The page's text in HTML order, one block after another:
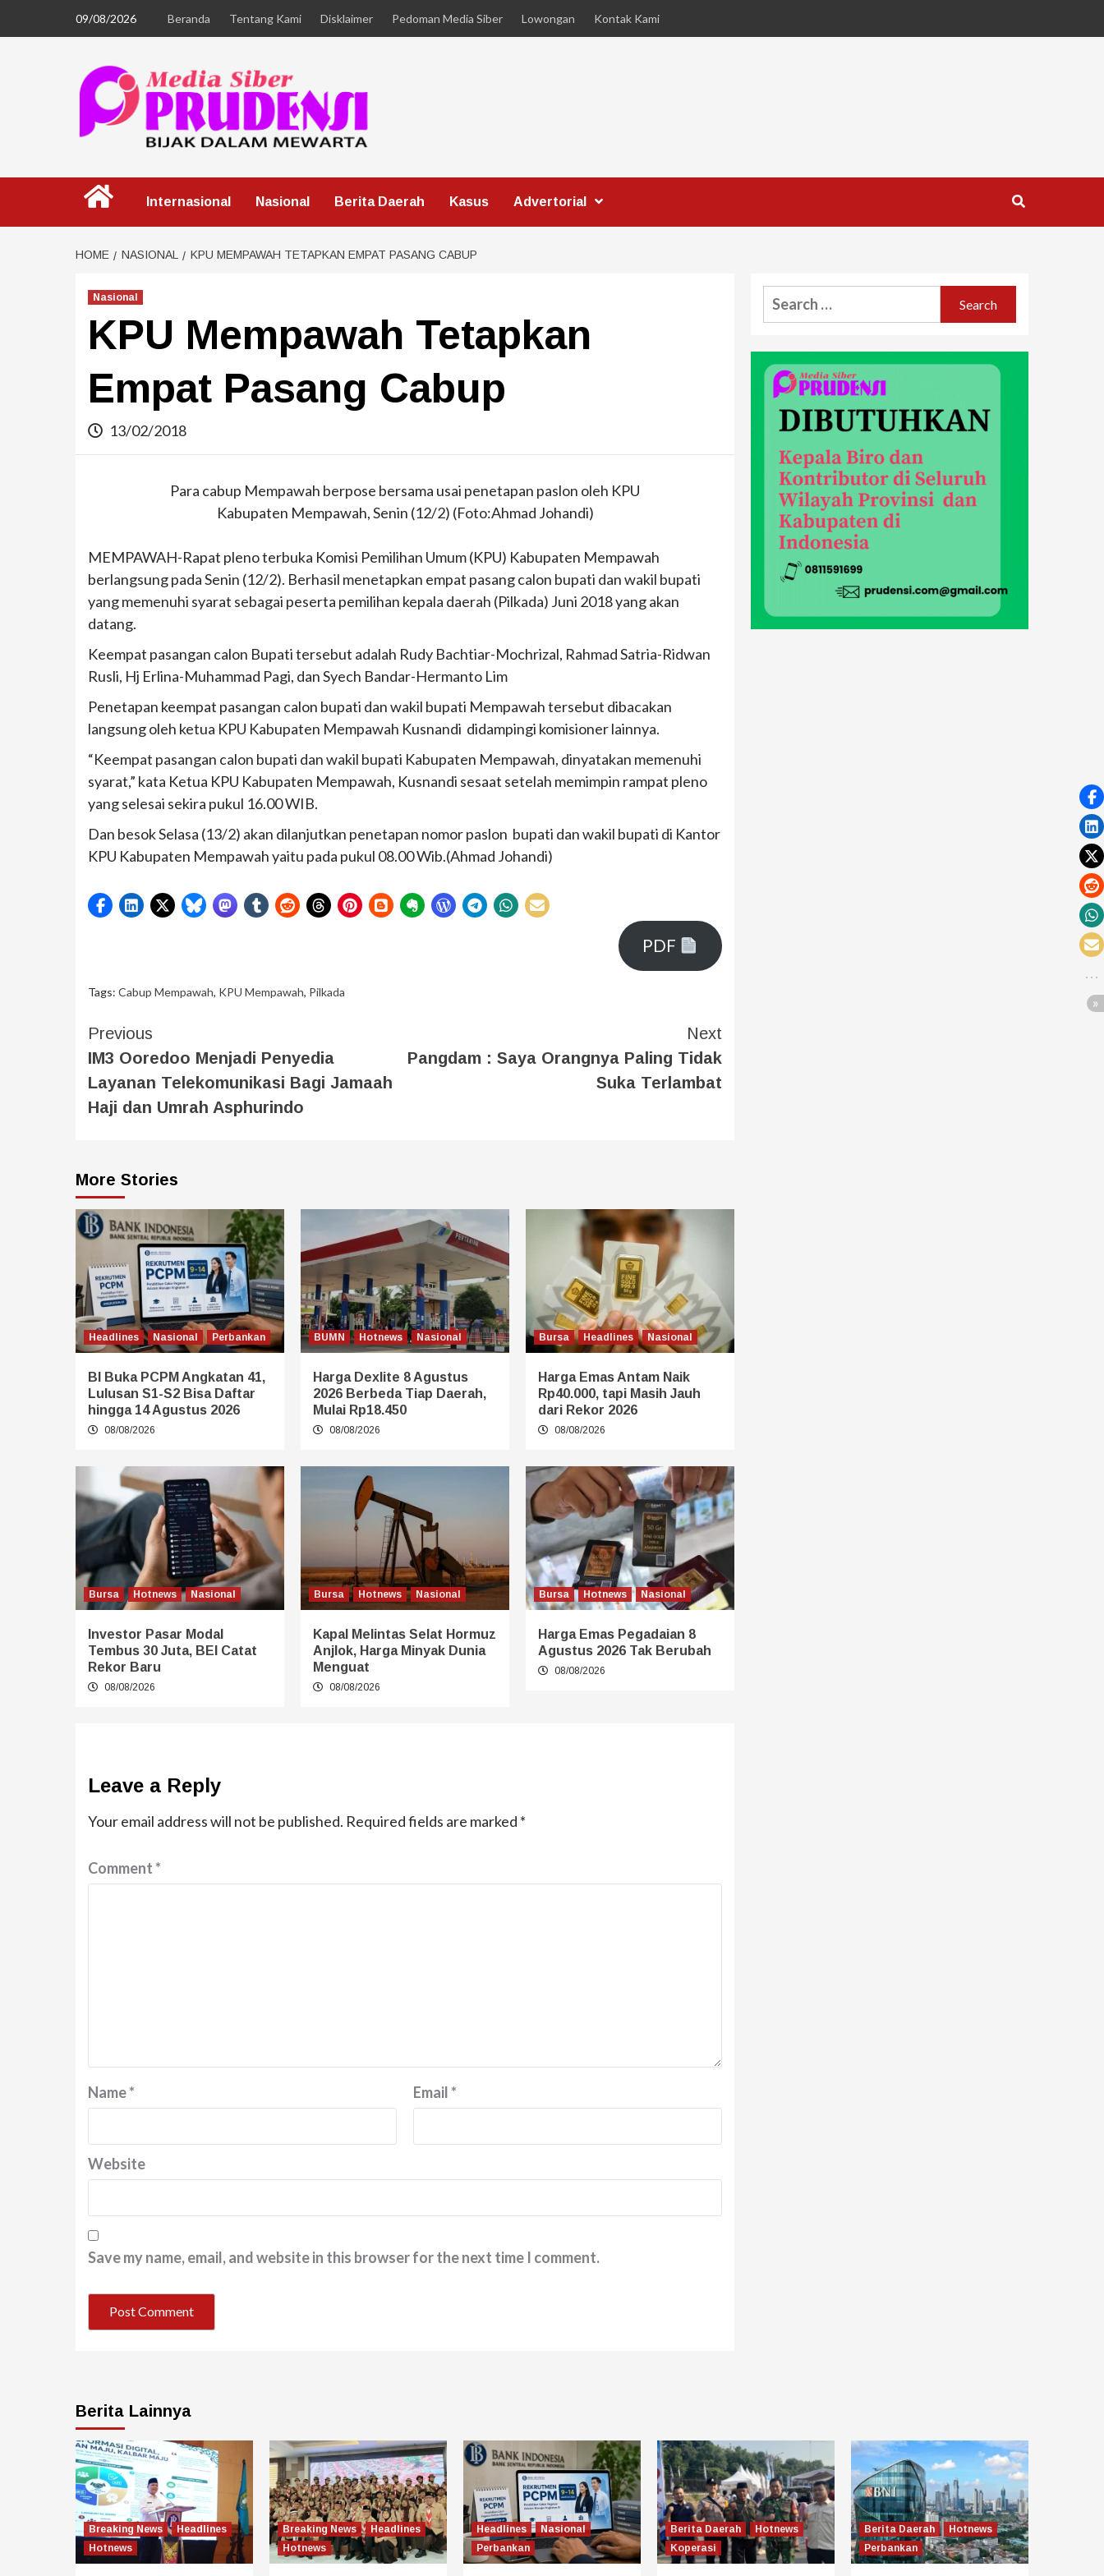
09/08/2026 Beranda Tentang Kami Disklaimer Pedoman Media Siber Lowongan Kontak Kami
Internasional Nasional Berita Daerah Kasus Advertorial
HOME NASIONAL KPU MEMPAWAH TETAPKAN EMPAT PASANG CABUP
Nasional
KPU Mempawah Tetapkan
Empat Pasang Cabup
13/02/2018
Para cabup Mempawah berpose bersama usai penetapan paslon oleh KPU
Kabupaten Mempawah, Senin (12/2) (Foto:Ahmad Johandi)
MEMPAWAH-Rapat pleno terbuka Komisi Pemilihan Umum (KPU) Kabupaten Mempawah
berlangsung pada Senin (12/2). Berhasil menetapkan empat pasang calon bupati dan wakil bupati
yang memenuhi syarat sebagai peserta pemilihan kepala daerah (Pilkada) Juni 2018 yang akan
datang.
Keempat pasangan calon Bupati tersebut adalah Rudy Bachtiar-Mochrizal, Rahmad Satria-Ridwan
Rusli, Hj Erlina-Muhammad Pagi, dan Syech Bandar-Hermanto Lim
Penetapan keempat pasangan calon bupati dan wakil bupati Mempawah tersebut dibacakan
langsung oleh ketua KPU Kabupaten Mempawah Kusnandi didampingi komisioner lainnya.
“Keempat pasangan calon bupati dan wakil bupati Kabupaten Mempawah, dinyatakan memenuhi
syarat,” kata Ketua KPU Kabupaten Mempawah, Kusnandi sesaat setelah memimpin rampat pleno
yang selesai sekira pukul 16.00 WIB.
Dan besok Selasa (13/2) akan dilanjutkan penetapan nomor paslon bupati dan wakil bupati di Kantor
KPU Kabupaten Mempawah yaitu pada pukul 08.00 Wib.(Ahmad Johandi)
PDF
Tags: Cabup Mempawah, KPU Mempawah, Pilkada
Previous
IM3 Ooredoo Menjadi Penyedia
Layanan Telekomunikasi Bagi Jamaah
Haji dan Umrah Asphurindo
Next
Pangdam : Saya Orangnya Paling Tidak
Suka Terlambat
More Stories
Headlines Nasional Perbankan
BI Buka PCPM Angkatan 41,
Lulusan S1-S2 Bisa Daftar
hingga 14 Agustus 2026
08/08/2026
BUMN Hotnews Nasional
Harga Dexlite 8 Agustus
2026 Berbeda Tiap Daerah,
Mulai Rp18.450
08/08/2026
Bursa Headlines Nasional
Harga Emas Antam Naik
Rp40.000, tapi Masih Jauh
dari Rekor 2026
08/08/2026
Bursa Hotnews Nasional
Investor Pasar Modal
Tembus 30 Juta, BEI Catat
Rekor Baru
08/08/2026
Bursa Hotnews Nasional
Kapal Melintas Selat Hormuz
Anjlok, Harga Minyak Dunia
Menguat
08/08/2026
Bursa Hotnews Nasional
Harga Emas Pegadaian 8
Agustus 2026 Tak Berubah
08/08/2026
Leave a Reply
Your email address will not be published. Required fields are marked *
Comment*
Name* Email*
Website
Save my name, email, and website in this browser for the next time I comment.
Berita Lainnya
Breaking News
Headlines
Hotnews
Breaking News
Headlines
Hotnews
Headlines
Nasional
Perbankan
Berita Daerah
Hotnews
Koperasi
Berita Daerah
Hotnews
Perbankan